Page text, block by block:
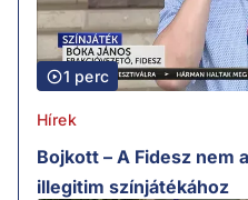
1 perc
Hírek
Bojkott – A Fidesz nem
illegitim színjátékához